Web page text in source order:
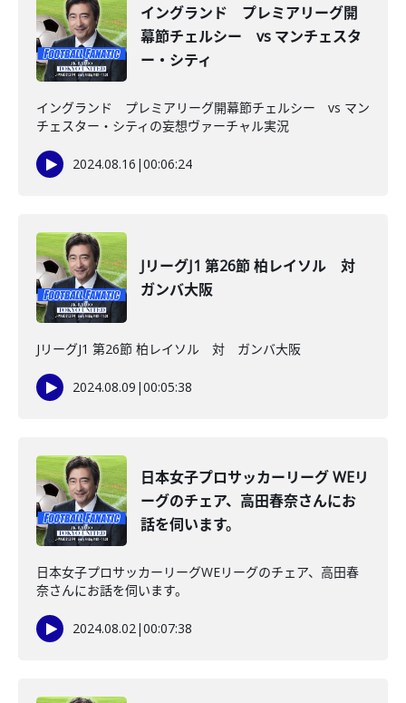
イングランド プレミアリーグ開
幕節チェルシー vs マンチェスタ
ー・シティ
イングランド プレミアリーグ開幕節チェルシー vs マン
チェスター・シティの妄想ヴァーチャル実況
2024.08.16 |00:06:24
JリーグJ1 第26節 柏レイソル 対
ガンバ大阪
JリーグJ1 第26節 柏レイソル 対 ガンバ大阪
2024.08.09 |00:05:38
日本女子プロサッカーリーグ WEリ
ーグのチェア、高田春奈さんにお
話を伺います。
日本女子プロサッカーリーグWEリーグのチェア、高田春
奈さんにお話を伺います。
2024.08.02|00:07:38